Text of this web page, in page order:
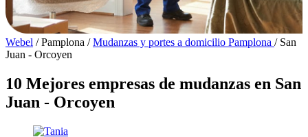
Webel / Pamplona / Mudanzas y portes a domicilio Pamplona / San
Juan - Orcoyen
10 Mejores empresas de mudanzas en San
Juan - Orcoyen